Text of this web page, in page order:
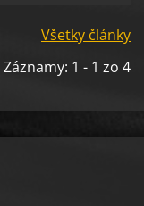
Všetky články
Záznamy: 1 - 1 zo 4